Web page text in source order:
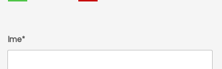
Ime*